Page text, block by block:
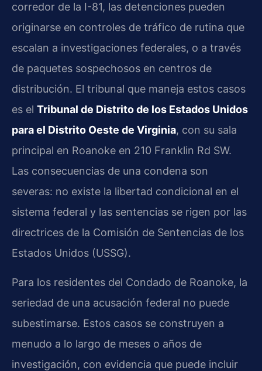
corredor de la I-81, las detenciones pueden
originarse en controles de tráfico de rutina que
escalan a investigaciones federales, o a través
de paquetes sospechosos en centros de
distribución. El tribunal que maneja estos casos
es el Tribunal de Distrito de los Estados Unidos
para el Distrito Oeste de Virginia, con su sala
principal en Roanoke en 210 Franklin Rd SW.
Las consecuencias de una condena son
severas: no existe la libertad condicional en el
sistema federal y las sentencias se rigen por las
directrices de la Comisión de Sentencias de los
Estados Unidos (USSG).
Para los residentes del Condado de Roanoke, la
seriedad de una acusación federal no puede
subestimarse. Estos casos se construyen a
menudo a lo largo de meses o años de
investigación, con evidencia que puede incluir